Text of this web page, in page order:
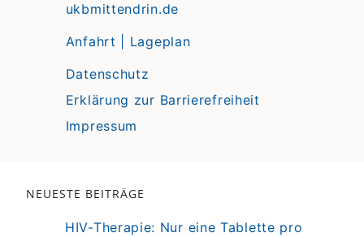
ukbmittendrin.de
Anfahrt | Lageplan
Datenschutz
Erklärung zur Barrierefreiheit
Impressum
NEUESTE BEITRÄGE
HIV-Therapie: Nur eine Tablette pro